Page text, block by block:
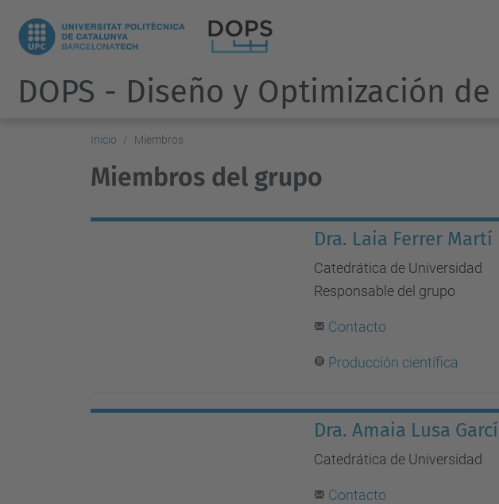
DOPS - Diseño y Optimización
Inicio Miembros
Miembros del grupo
Dra. Laia Ferrer Martí
Catedrática de Universidad
Responsable del grupo
Contacto
Producción científica
Dra. Amaia Lusa
Catedrática de Universidad
Contacto